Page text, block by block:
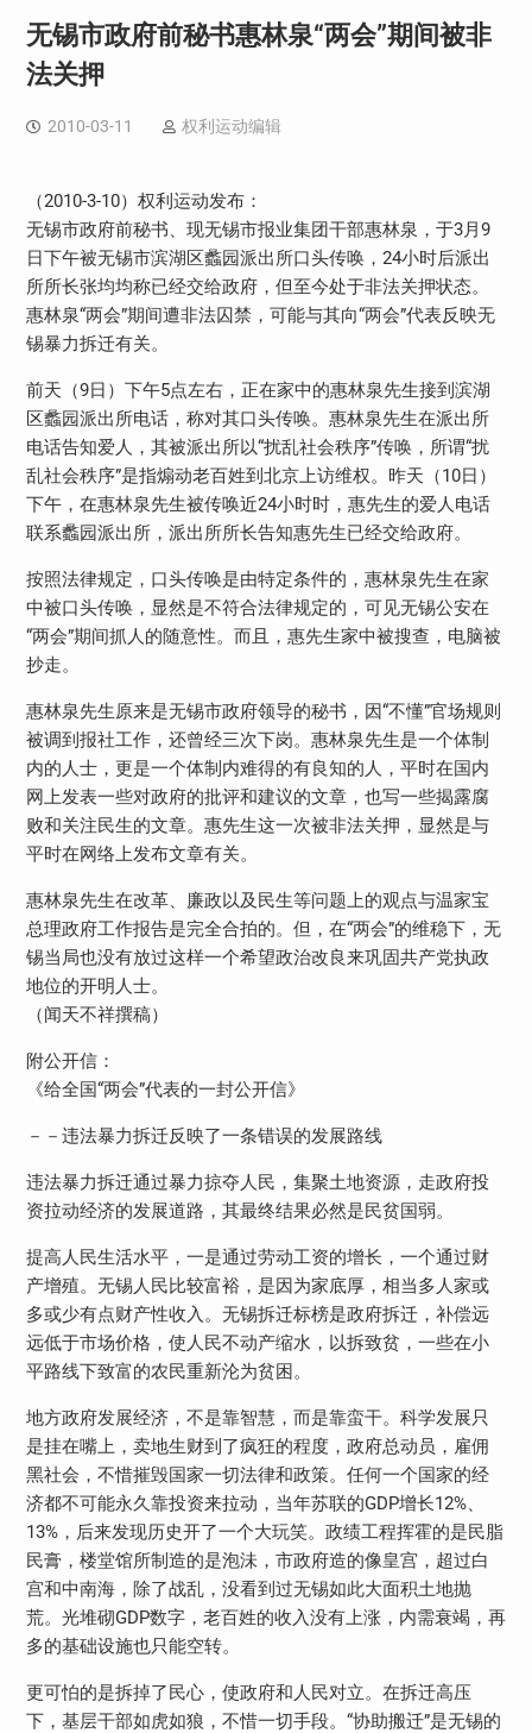
无锡市政府前秘书惠林泉“两会”期间被非
法关押
2010-03-11 权利运动编辑
（2010-3-10）权利运动发布：
无锡市政府前秘书、现无锡市报业集团干部惠林泉，于3月9
日下午被无锡市滨湖区蠡园派出所口头传唤，24小时后派出
所所长张均均称已经交给政府，但至今处于非法关押状态。
惠林泉“两会”期间遭非法囚禁，可能与其向“两会”代表反映无
锡暴力拆迁有关。
前天（9日）下午5点左右，正在家中的惠林泉先生接到滨湖
区蠡园派出所电话，称对其口头传唤。惠林泉先生在派出所
电话告知爱人，其被派出所以“扰乱社会秩序”传唤，所谓“扰
乱社会秩序”是指煽动老百姓到北京上访维权。昨天（10日）
下午，在惠林泉先生被传唤近24小时时，惠先生的爱人电话
联系蠡园派出所，派出所所长告知惠先生已经交给政府。
按照法律规定，口头传唤是由特定条件的，惠林泉先生在家
中被口头传唤，显然是不符合法律规定的，可见无锡公安在
“两会”期间抓人的随意性。而且，惠先生家中被搜查，电脑被
抄走。
惠林泉先生原来是无锡市政府领导的秘书，因“不懂”官场规则
被调到报社工作，还曾经三次下岗。惠林泉先生是一个体制
内的人士，更是一个体制内难得的有良知的人，平时在国内
网上发表一些对政府的批评和建议的文章，也写一些揭露腐
败和关注民生的文章。惠先生这一次被非法关押，显然是与
平时在网络上发布文章有关。
惠林泉先生在改革、廉政以及民生等问题上的观点与温家宝
总理政府工作报告是完全合拍的。但，在“两会”的维稳下，无
锡当局也没有放过这样一个希望政治改良来巩固共产党执政
地位的开明人士。
（闻天不祥撰稿）
附公开信：
《给全国“两会”代表的一封公开信》
－－违法暴力拆迁反映了一条错误的发展路线
违法暴力拆迁通过暴力掠夺人民，集聚土地资源，走政府投
资拉动经济的发展道路，其最终结果必然是民贫国弱。
提高人民生活水平，一是通过劳动工资的增长，一个通过财
产增殖。无锡人民比较富裕，是因为家底厚，相当多人家或
多或少有点财产性收入。无锡拆迁标榜是政府拆迁，补偿远
远低于市场价格，使人民不动产缩水，以拆致贫，一些在小
平路线下致富的农民重新沦为贫困。
地方政府发展经济，不是靠智慧，而是靠蛮干。科学发展只
是挂在嘴上，卖地生财到了疯狂的程度，政府总动员，雇佣
黑社会，不惜摧毁国家一切法律和政策。任何一个国家的经
济都不可能永久靠投资来拉动，当年苏联的GDP增长12%、
13%，后来发现历史开了一个大玩笑。政绩工程挥霍的是民脂
民膏，楼堂馆所制造的是泡沬，市政府造的像皇宫，超过白
宫和中南海，除了战乱，没看到过无锡如此大面积土地抛
荒。光堆砌GDP数字，老百姓的收入没有上涨，内需衰竭，再
多的基础设施也只能空转。
更可怕的是拆掉了民心，使政府和人民对立。在拆迁高压
下，基层干部如虎如狼，不惜一切手段。“协助搬迁”是无锡的